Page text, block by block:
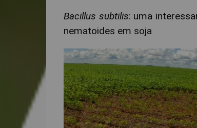
Bacillus subtilis: uma
nematoides em soja